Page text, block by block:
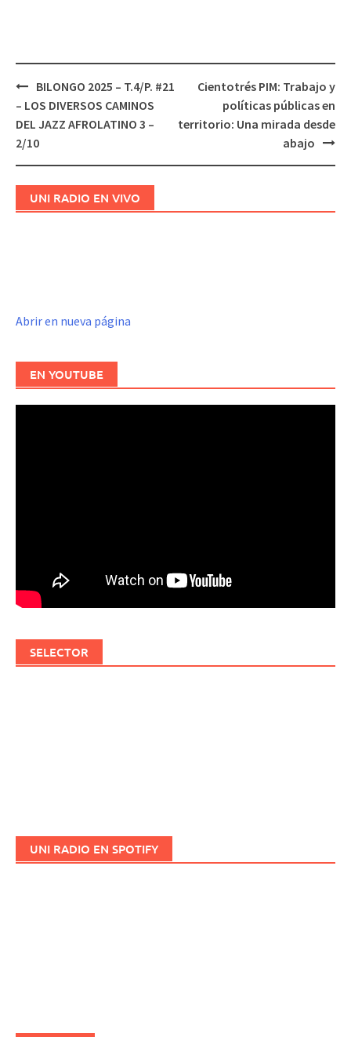
Navegación
de
entradas
BILONGO 2025 – T.4/P. #21
– LOS DIVERSOS CAMINOS
DEL JAZZ AFROLATINO 3 –
2/10
Cientotrés PIM: Trabajo y
políticas públicas en
territorio: Una mirada desde
abajo
UNI RADIO EN VIVO
Abrir en nueva página
EN YOUTUBE
SELECTOR
UNI RADIO EN SPOTIFY